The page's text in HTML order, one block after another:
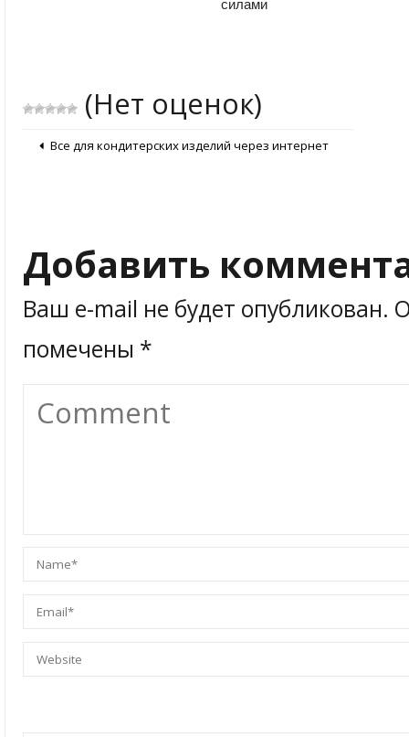
силами
(Нет оценок)
Все для кондитерских изделий через интернет
Добавить
Ваш e-mail не будет опубликован.
помечены *